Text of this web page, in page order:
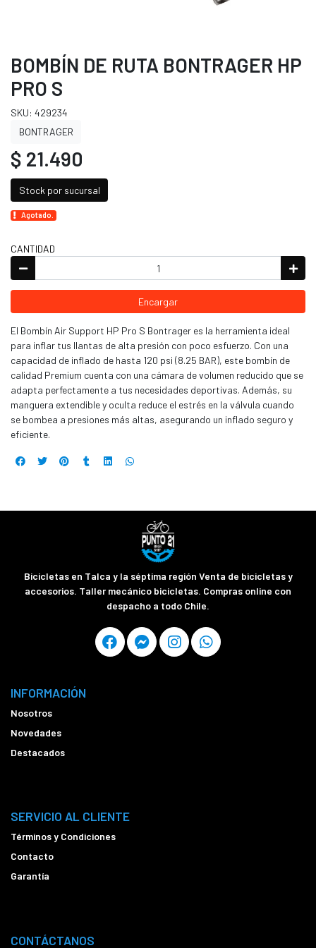
BOMBÍN DE RUTA BONTRAGER HP
PRO S
SKU: 429234
BONTRAGER
$ 21.490
Stock por sucursal
Agotado.
CANTIDAD
Encargar
El Bombín Air Support HP Pro S Bontrager es la herramienta ideal
para inflar tus llantas de alta presión con poco esfuerzo. Con una
capacidad de inflado de hasta 120 psi (8.25 BAR), este bombín de
calidad Premium cuenta con una cámara de volumen reducido que se
adapta perfectamente a tus necesidades deportivas. Además, su
manguera extendible y oculta reduce el estrés en la válvula cuando
se bombea a presiones más altas, asegurando un inflado seguro y
eficiente.
Bicicletas en Talca y la séptima región Venta de bicicletas y
accesorios. Taller mecánico bicicletas. Compras online con
despacho a todo Chile.
INFORMACIÓN
Nosotros
Novedades
Destacados
SERVICIO AL CLIENTE
Términos y Condiciones
Contacto
Garantía
CONTÁCTANOS